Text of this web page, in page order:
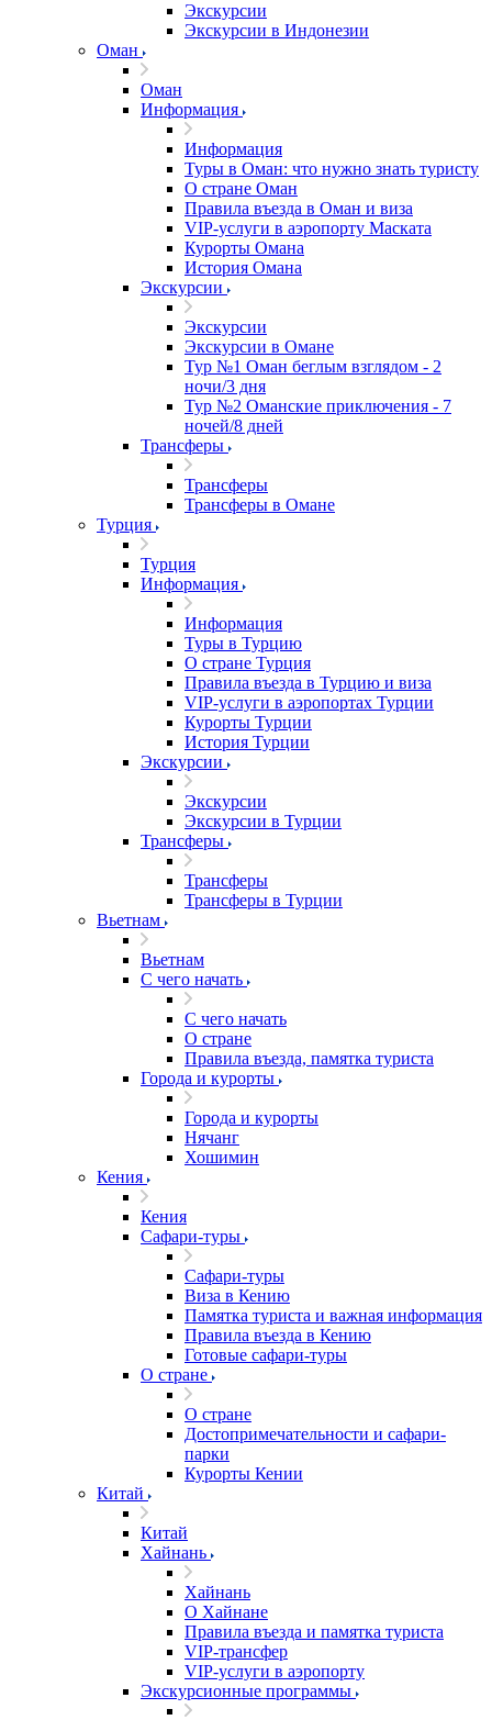
Экскурсии
Экскурсии в Индонезии
Оман
Оман
Информация
Информация
Туры в Оман: что нужно знать туристу
О стране Оман
Правила въезда в Оман и виза
VIP-услуги в аэропорту Маската
Курорты Омана
История Омана
Экскурсии
Экскурсии
Экскурсии в Омане
Тур №1 Оман беглым взглядом - 2
ночи/3 дня
Тур №2 Оманские приключения - 7
ночей/8 дней
Трансферы
Трансферы
Трансферы в Омане
Турция
Турция
Информация
Информация
Туры в Турцию
О стране Турция
Правила въезда в Турцию и виза
VIP-услуги в аэропортах Турции
Курорты Турции
История Турции
Экскурсии
Экскурсии
Экскурсии в Турции
Трансферы
Трансферы
Трансферы в Турции
Вьетнам
Вьетнам
С чего начать
С чего начать
О стране
Правила въезда, памятка туриста
Города и курорты
Города и курорты
Нячанг
Хошимин
Кения
Кения
Сафари-туры
Сафари-туры
Виза в Кению
Памятка туриста и важная информация
Правила въезда в Кению
Готовые сафари-туры
О стране
О стране
Достопримечательности и сафари-
парки
Курорты Кении
Китай
Китай
Хайнань
Хайнань
О Хайнане
Правила въезда и памятка туриста
VIP-трансфер
VIP-услуги в аэропорту
Экскурсионные программы